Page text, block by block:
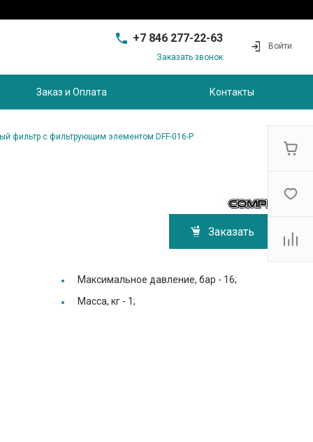
+7 846 277-22-63
+7 846 277-22-63
Совхозный, д.28, этаж 3
Заказать звонок
Войти
Заказ и Оплата Контакты
фильтр с фильтрующим элементом DFF-016-P
Заказать
Максимальное давление, бар - 16;
Масса, кг - 1;